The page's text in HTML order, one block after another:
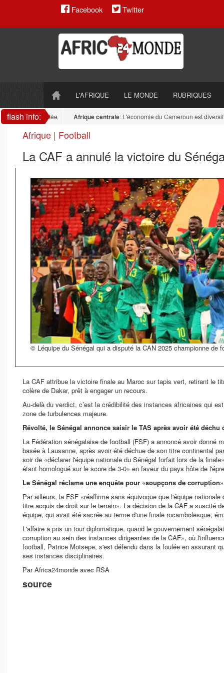
Facebook Twitter
L'AFRIQUE LE MONDE RUBRIQUES
flash info:
fragmentée Afrique centrale: L'économie du Cameroun est diversifiée
Afrique | Football
La CAF a annulé la victoire du
© Léquipe du Sénégal qui a disputé la CAN 2025 championne de
La CAF attribue la victoire finale au Maroc sur tapis vert, retirant le
colère de Dakar, prêt à engager un recours.
Au-delà du verdict, c’est la crédibilité des instances africaines qui
zone de turbulences majeure.
Révolté, le Sénégal annonce saisir le TAS après avoir été
La Fédération sénégalaise de football (FSF) a annoncé avoir donné
basée à Lausanne, après avoir été déchue de son titre continental
soir de «déclarer l'équipe nationale du Sénégal forfait lors de la finale»
étant homologué sur le score de 3-0» en faveur du pays hôte de
Le Sénégal réclame une enquête pour «soupçons de corruption»
Par ailleurs, la FSF «réaffirme sans équivoque que l'équipe
titre acquis de droit sur le terrain». La décision de la CAF a suscité
équipe, qui avait été sacrée au terme d'une finale rocambolesque,
L'affaire a pris un tour diplomatique, quand le gouvernement
corruption au sein des instances dirigeantes de la CAF», où
football, Patrice Motsepe, s'est défendu dans la foulée en assurant
ses instances disciplinaires.
Par Africa24monde avec RSA
source